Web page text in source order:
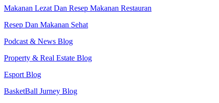
Makanan Lezat Dan Resep Makanan Restauran
Resep Dan Makanan Sehat
Podcast & News Blog
Property & Real Estate Blog
Esport Blog
BasketBall Jurney Blog